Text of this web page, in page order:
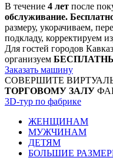
В течение 4 лет после
обслуживание.
размеру, укорачиваем,
подкладу, корректируем
Для гостей городов
организуем
Заказать машину
СОВЕРШИТЕ
ТОРГОВОМУ ЗАЛУ
3D-тур по фабрике
ЖЕНЩИНАМ
МУЖЧИНАМ
ДЕТЯМ
БОЛЬШИЕ